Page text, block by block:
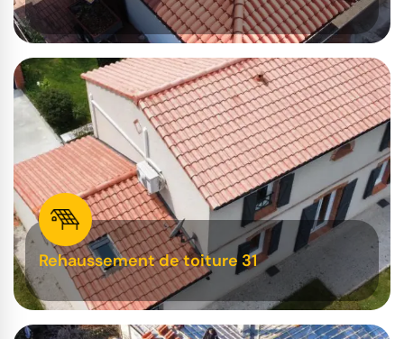
Rehaussement de toiture 31